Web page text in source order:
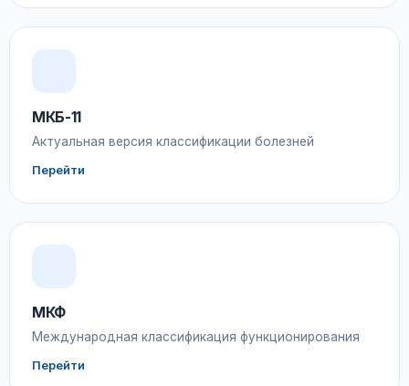
МКБ-11
Актуальная версия классификации болезней
Перейти
МКФ
Международная классификация функционирования
Перейти